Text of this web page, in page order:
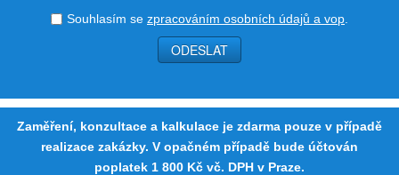
Souhlasím se zpracováním osobních údajů a vop
ODESLAT
Zaměření, konzultace a kalkulace je zdarma pouze v případě
realizace zakázky. V opačném případě bude účtován
poplatek 1 800 Kč vč. DPH v Praze.